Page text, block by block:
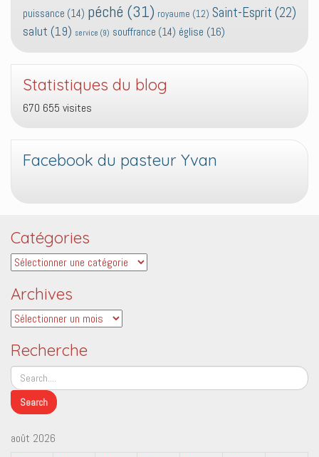
puissance (14) péché (31) royaume (12) Saint-Esprit (22)
salut (19) service (9) souffrance (14) église (16)
Statistiques du blog
670 655 visites
Facebook du pasteur Yvan
Catégories
Catégories
Archives
Archives
Recherche
août 2026